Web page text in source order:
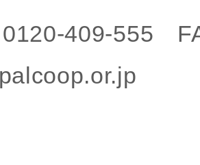
0120-409-555